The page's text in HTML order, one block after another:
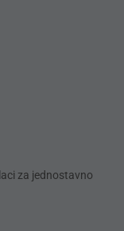
za jednostavno